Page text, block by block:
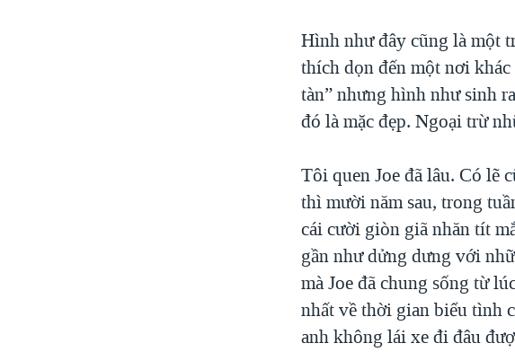
Hình như đây cũng là một
thích dọn đến một nơi
tàn” nhưng hình như sinh
đó là mặc đẹp. Ngoại trừ
Tôi quen Joe đã lâu. Có lẽ
thì mười năm sau, trong
cái cười giòn giã nhăn tít
gần như dửng dưng với
mà Joe đã chung sống từ
nhất về thời gian biểu tình
anh không lái xe đi đâu